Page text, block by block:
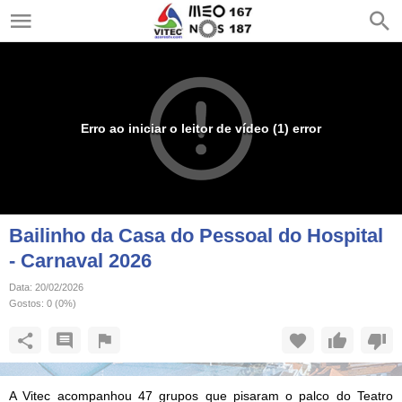
Erro ao iniciar o leitor de vídeo (1) error
Bailinho da Casa do Pessoal do Hospital
- Carnaval 2026
Data: 20/02/2026
Gostos: 0 (0%)
A Vitec acompanhou 47 grupos que pisaram o palco do Teatro